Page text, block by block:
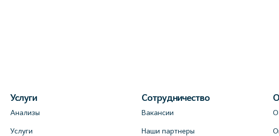
Услуги
Анализы
Услуги
Сотрудничество
Вакансии
Наши партнеры
О